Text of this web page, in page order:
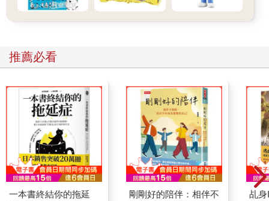
推薦必看
一本書終結你的拖延
剛剛好的陪伴：相伴不
乩身